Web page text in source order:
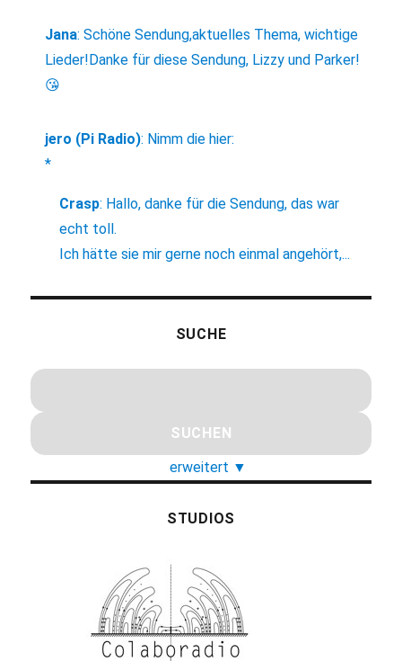
Jana:Schöne Sendung,aktuelles Thema, wichtige
Lieder!Danke für diese Sendung, Lizzy und Parker!
😘
jero (Pi Radio): Nimm die hier:
*
Crasp: Hallo, danke für die Sendung, das war
echt toll.
Ich hätte sie mir gerne noch einmal angehört,...
SUCHE
erweitert ▼
STUDIOS